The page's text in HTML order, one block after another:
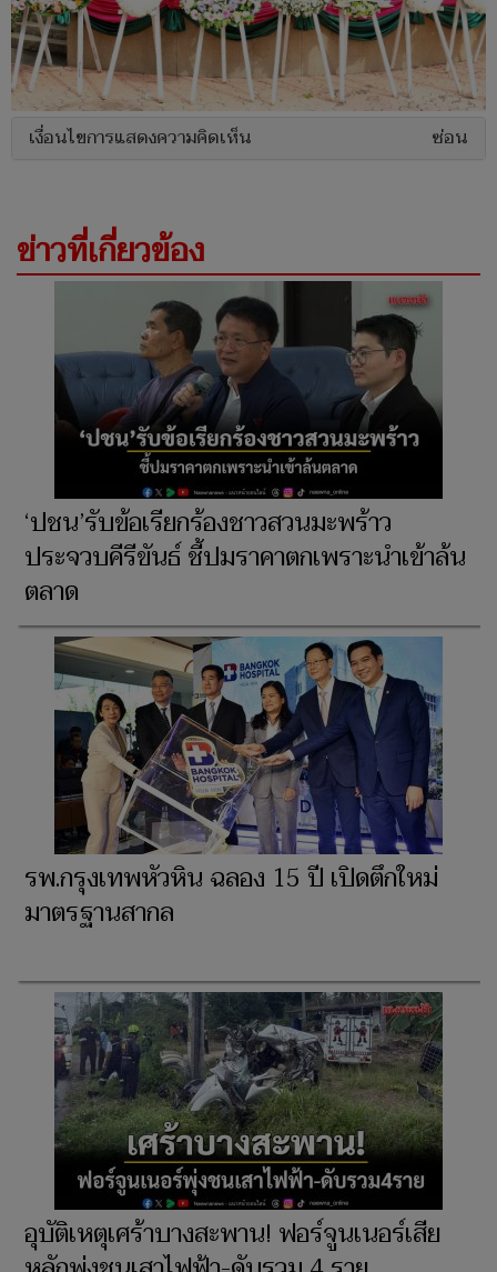
เงื่อนไขการแสดงความคิดเห็น ซ่อน
ข่าวที่เกี่ยวข้อง
‘ปชน’รับข้อเรียกร้องชาวสวนมะพร้าว
ประจวบคีรีขันธ์ ชี้ปมราคาตกเพราะนำเข้าล้น
ตลาด
รพ.กรุงเทพหัวหิน ฉลอง 15 ปี เปิดตึกใหม่
มาตรฐานสากล
อุบัติเหตุเศร้าบางสะพาน! ฟอร์จูนเนอร์เสีย